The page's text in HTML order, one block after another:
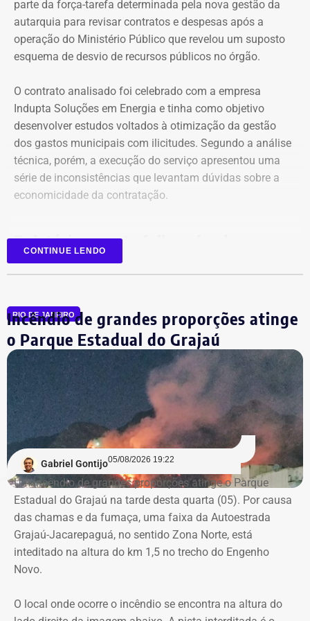
Declaração de bens de Vinícius Cozzolino em 2026 — Foto:
Reprodução/Divulgacand
Declaração de bens de Vinícius Cozzolino em 2022 — Foto:
Reprodução/Divulgacand
parte da força-tarefa determinada pela nova gestão da
autarquia para revisar contratos e despesas após a
operação do Ministério Público que revelou um suposto
esquema de desvio de recursos públicos no órgão.
O contrato analisado foi celebrado com a empresa
Indupta Soluções em Energia e tinha como objetivo
desenvolver estudos voltados à otimização da gestão
dos gastos municipais com ilicitudes. Segundo a análise
técnica, porém, a execução do serviço apresentou uma
série de inconsistências que levantam dúvidas sobre a
economicidade da contratação.
Relatório aponta falhas desde o
planejamento
auditores está a concentração de funções incompatíveis
dentro do processo de contratação. Conforme o relatório,
os mesmos agentes públicos participaram das etapas de
planejamento, julgamento e fiscalização do contrato,
comprometendo a segregação de funções.
A auditoria também aponta indícios de restrição à
competitividade da licitação, observados pela baixa
variação entre as propostas apresentadas pelas
empresas concorrentes, além de falhas na elaboração do
termo de referência.
Outro ponto que chamou a atenção dos técnicos foi a
ausência de critérios objetivos para justificar a
contratação da equipe prevista. Em uma das fases do
projeto, o contrato estimava a atuação de 76
superior a R$ 28 mil. Em alguns casos, como o de
CONTINUE LENDO
RIO DE JANEIRO
Incêndio de grandes proporções atinge
o Parque Estadual do Grajaú
Gabriel Gontijo05/08/2026 19:22
Um incêndio de grandes proporções atinge o Parque
Estadual do Grajaú na tarde desta quarta (05). Por causa
das chamas e da fumaça, uma faixa da Autoestrada
Grajaú-Jacarepaguá, no sentido Zona Norte, está
inteditado na altura do km 1,5 no trecho do Engenho
Novo.
O local onde ocorre o incêndio se encontra na altura do